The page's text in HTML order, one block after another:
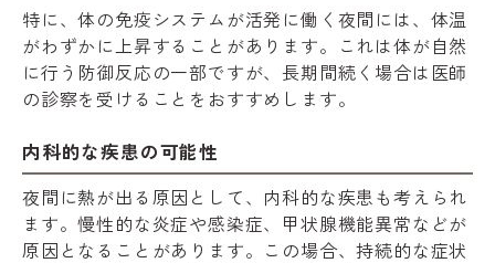
特に、体の免疫システムが活発に働く夜間には、体温
がわずかに上昇することがあります。これは体が自然
に行う防御反応の一部ですが、長期間続く場合は医師
の診察を受けることをおすすめします。
内科的な疾患の可能性
夜間に熱が出る原因として、内科的な疾患も考えられ
ます。慢性的な炎症や感染症、甲状腺機能異常などが
原因となることがあります。この場合、持続的な症状